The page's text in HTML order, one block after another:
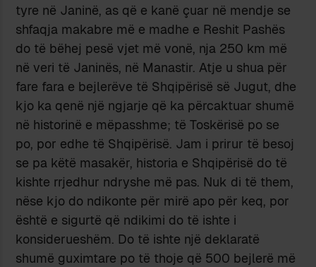
tyre në Janinë, as që e kanë çuar në mendje se
shfaqja makabre më e madhe e Reshit Pashës
do të bëhej pesë vjet më vonë, nja 250 km më
në veri të Janinës, në Manastir. Atje u shua për
fare fara e bejlerëve të Shqipërisë së Jugut, dhe
kjo ka qenë një ngjarje që ka përcaktuar shumë
në historinë e mëpasshme; të Toskërisë po se
po, por edhe të Shqipërisë. Jam i prirur të besoj
se pa këtë masakër, historia e Shqipërisë do të
kishte rrjedhur ndryshe më pas. Nuk di të them,
nëse kjo do ndikonte për mirë apo për keq, por
është e sigurtë që ndikimi do të ishte i
konsiderueshëm. Do të ishte një deklaratë
shumë guximtare po të thoje që 500 bejlerë më